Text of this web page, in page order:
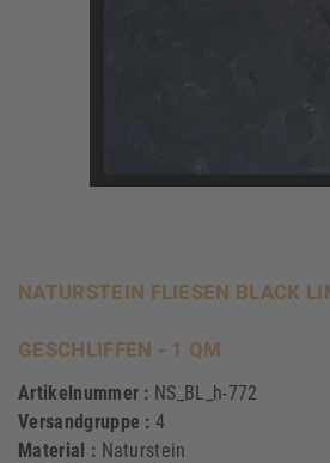
NATURSTEIN FLIESEN BLACK
GESCHLIFFEN - 1 QM
Artikelnummer : NS_BL_h-772
Versandgruppe :4
Material : Naturstein